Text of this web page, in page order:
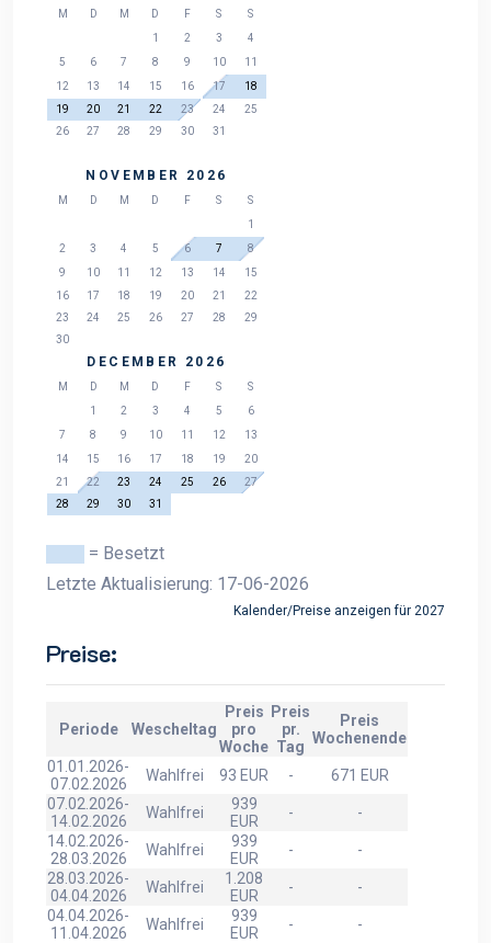
M D M D F S
S
1
2 3
4
5
6 7 8 9 10
11
12
13 14 15 16 17
18
19
20 21 22 23 24
25
26
27 28 29 30 31
NOVEMBER 2026
M D M D F S
S
1
2
3 4 5 6 7
8
9
10 11 12 13 14
15
16
17 18 19 20 21
22
23
24 25 26 27 28
29
30
DECEMBER 2026
M D M D F S
S
1
2 3 4 5
6
7
8 9 10 11 12
13
14
15 16 17 18 19
20
21
22 23 24 25 26
27
28
29 30 31
= Besetzt
Letzte Aktualisierung: 17-06-2026
Kalender/Preise anzeigen für 2027
Preise:
Periode Wescheltag
Preis
pro
Woche
Preis
pr.
Tag
Preis
Wochenende
01.01.2026-
07.02.2026
Wahlfrei 93 EUR -
671 EUR
07.02.2026-
14.02.2026
Wahlfrei
939
EUR
-
-
14.02.2026-
28.03.2026
Wahlfrei
939
EUR
-
-
28.03.2026-
04.04.2026
Wahlfrei
1.208
EUR
-
-
04.04.2026-
11.04.2026
Wahlfrei
939
EUR
-
-